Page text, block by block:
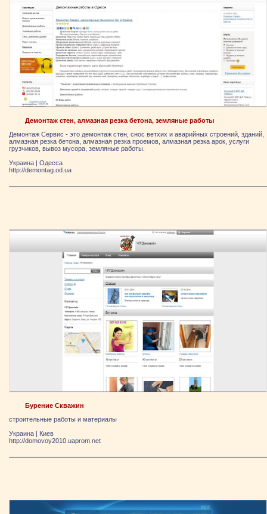
Демонтаж стен, алмазная резка бетона, земляные работы
Демонтаж Сервис - это демонтаж стен, снос ветхих и аварийных строений, зданий,
алмазная резка бетона, алмазная резка проемов, алмазная резка арок, услуги
грузчиков, вывоз мусора, земляные работы.
Украина | Одесса
http://demontag.od.ua
Бурение Скважин
строительные работы и материалы
Украина | Киев
http://domovoy2010.uaprom.net